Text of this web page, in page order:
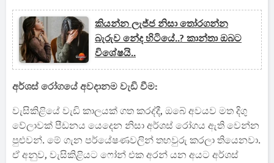
කියන්න ලැජ්ජ නිසා තෝරගන්න
බැරුව නේද හිටියේ..? කාන්තා ඔබට
විශේෂයි..
අර්ශස් රෝගයේ අවදානම වැඩි වීම:
වැසිකිළියේ වැඩි කාලයක් ගත කරද්දී, ඔබේ අවයව මත දිගු
වේලාවක් පීඩනය යෙදෙන නිසා අර්ශස් රෝගය ඇති වෙන්න
පුළුවන්. මේ ගැන පර්යේෂණවලින් තහවුරු කරලා තියෙනවා.
ඒ අනුව, වැසිකිළියට ෆෝන් එක අරන් යන අයට අර්ශස්